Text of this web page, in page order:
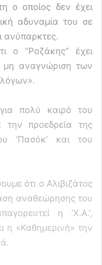
ο οποίος δεν έχει
αδυναμία του σε
ανύπαρκτες.
ο “Ροζάκης” έχει
μη αναγνώριση των
πολύ καιρό του
την προεδρεία της
‘Πασόκ’ και του
ότι ο Αλιβιζάτος
αναθεώρησης του
η ‘Χ.Α.’,
η «Καθημερινή» την